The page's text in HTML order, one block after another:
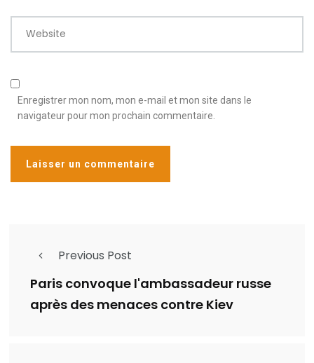
Website
Enregistrer mon nom, mon e-mail et mon site dans le
navigateur pour mon prochain commentaire.
Previous Post
Paris convoque l'ambassadeur russe
après des menaces contre Kiev